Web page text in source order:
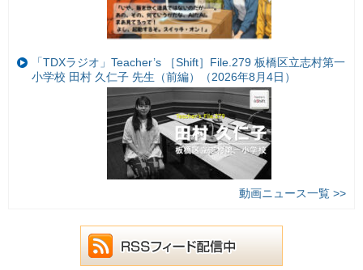
「TDXラジオ」Teacher’s ［Shift］File.279 板橋区立志村第一
小学校 田村 久仁子 先生（前編）（2026年8月4日）
動画ニュース一覧 >>